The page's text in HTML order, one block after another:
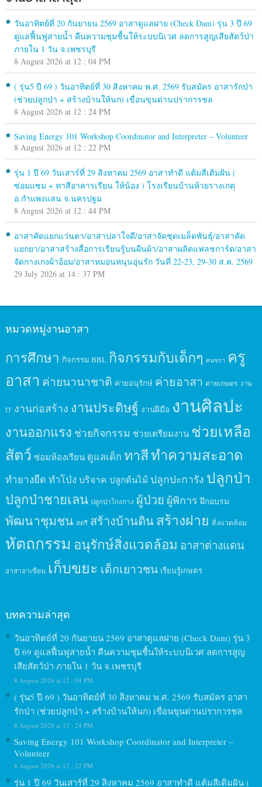
วันอาทิตย์ที่ 20 กันยายน 2569 อาสาดูแลฝาย (Check Dam) รุ่น 3 ปี 69
ดูแลฟื้นฟูสายน้ำ คืนความชุมชื้นให้ระบบนิเวศ ลดการสูญเสียสัตว์ป่า
ภายใน 1 วัน จ.เพชรบุรี
8 August 2026 at 12 : 04 PM
( รุ่น5 ปี 69 ) วันอาทิตย์ที่ 30 สิงหาคม พ.ศ. 2569 รับสมัคร อาสารักป่า
(ช่วยปลูกป่า + สร้างบ้านให้นก) เขื่อนขุนด่านปราการชล
8 August 2026 at 12 : 24 PM
Saving Energy 101 Workshop Coordinator and Interpreter – Volunteer
8 August 2026 at 12 : 22 PM
รุ่น 1 ปี 69 วันเสาร์ที่ 29 สิงหาคม 2569 อาสาทำดี แต้มสีเติมฝัน (
ซ่อมแซม + ทาสีอาคารเรียน ให้น้อง ) โรงเรียนบ้านห้วยรางเกตุ
อ.กำแพงแสน จ.นครปฐม
8 August 2026 at 12 : 44 PM
อาสาคัดแยกแว่นตา/อาสาปลาใจดี/อาสาจัดชุดเมล็ดพันธุ์/อาสาคัด
แยกยา/อาสาสร้างสื่อการเรียนรู้บนผืนผ้า/อาสาผลิตแฟลชการ์ด/อาสา
จัดกางเกงผ้าอ้อม/อาสาหมอนหนุนอุ่นรัก วันที่ 22-23, 29-30 ส.ค. 2569
29 July 2026 at 14 : 37 PM
หมวดหมู่งานอาสา
การศึกษา กิจกรรม BBL กิจกรรมกับเด็กๆ คนชรา ครู
อาสา ค่ายนานาชาติ ค่ายอนุรักษ์ ค่ายอาสา ค่ายเกษตร งาน
IT งานก่อสร้าง งานประดิษฐ์ งานฝีมือ งานศิลปะ
งานออกแรง ช่วยกิจกรรม ช่วยเตรียมงาน ช่วยเหลือ
สัตว์ ซ่อมห้องเรียน ดูแลเด็ก ทาสีทำความสะอาด
ทำยางยืด ทำโป่ง บริจาค ปลูกต้นไม้ ปลูกปะการัง ปลูกป่า
ปลูกป่าชายเลน ปลูกป่าโกงกาง ผู้ป่วย ผู้พิการ ฝึกอบรม
พัฒนาชุมชน สตรี สร้างบ้านดินสร้างฝาย สิ่งแวดล้อม
หัตถกรรม อนุรักษ์สิ่งแวดล้อม อาสาต่างแดน
อาสาอาเซียน เก็บขยะ เด็กเยาวชน เรียนรู้เกษตร
บทความล่าสุด
วันอาทิตย์ที่ 20 กันยายน 2569 อาสาดูแลฝาย (Check Dam) รุ่น 3
ปี 69 ดูแลฟื้นฟูสายน้ำ คืนความชุมชื้นให้ระบบนิเวศ ลดการสูญ
เสียสัตว์ป่า ภายใน 1 วัน จ.เพชรบุรี
8 August 2026 at 12 : 04 PM
( รุ่น5 ปี 69 ) วันอาทิตย์ที่ 30 สิงหาคม พ.ศ. 2569 รับสมัคร อาสา
รักป่า (ช่วยปลูกป่า + สร้างบ้านให้นก) เขื่อนขุนด่านปราการชล
8 August 2026 at 12 : 24 PM
Saving Energy 101 Workshop Coordinator and Interpreter –
Volunteer
8 August 2026 at 12 : 22 PM
รุ่น 1 ปี 69 วันเสาร์ที่ 29 สิงหาคม 2569 อาสาทำดี แต้มสีเติมฝัน (